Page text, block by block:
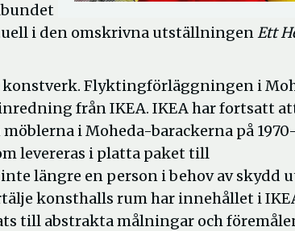
i den omskrivna utställningenEtt
Flyktingförläggningen i
från IKEA. IKEA har fortsatt
i Moheda-barackerna på
levereras i platta paket till
längre en person i behov av skydd
konsthalls rum har innehållet i
till abstrakta målningar och